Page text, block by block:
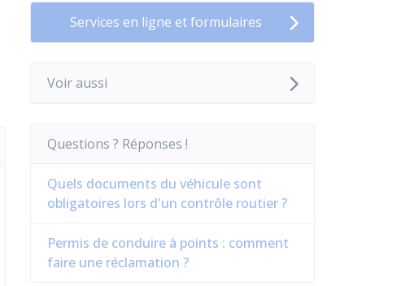
Services en ligne et formulaires
Voir aussi
Questions ? Réponses !
Quels documents du véhicule sont
obligatoires lors d'un contrôle routier ?
Permis de conduire à points : comment
faire une réclamation ?